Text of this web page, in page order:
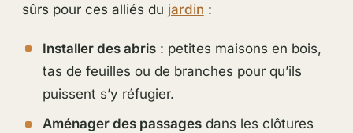
sûrs pour ces alliés du jardin :
Installer des abris: petites maisons en bois,
tas de feuilles ou de branches pour qu’ils
puissent s’y réfugier.
Aménager des passagesdans les clôtures